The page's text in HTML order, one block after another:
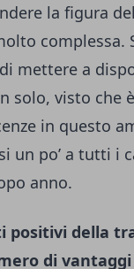
la figura
complessa.
mettere a
solo, visto che
in questo
un po’ a tutti i
anno.
positivi della
di vantaggi